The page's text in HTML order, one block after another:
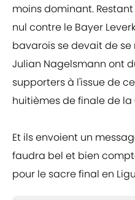
moins dominant.
nul contre le Bayer
bavarois se devait de se
Julian Nagelsmann ont
supporters à l'issue de
huitièmes de finale de la
Et ils envoient un
faudra bel et bien
pour le sacre final en